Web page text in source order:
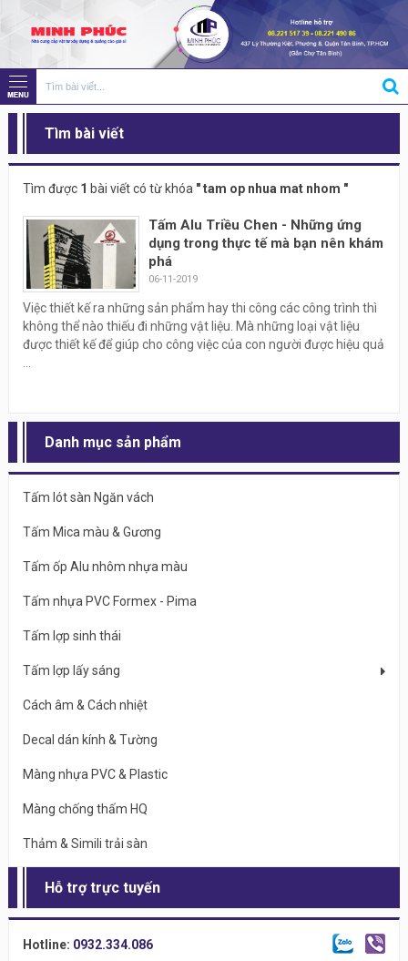
Tìm bài viết
Tìm được 1 bài viết có từ khóa " tam op nhua mat nhom "
Tấm Alu Triều Chen - Những ứng
dụng trong thực tế mà bạn nên khám
phá
06-11-2019
Việc thiết kế ra những sản phẩm hay thi công các công trình thì
không thể nào thiếu đi những vật liệu. Mà những loại vật liệu
được thiết kế để giúp cho công việc của con người được hiệu quả
Danh mục sản phẩm
Tấm lót sàn Ngăn vách
Tấm Mica màu & Gương
Tấm ốp Alu nhôm nhựa màu
Tấm nhựa PVC Formex - Pima
Tấm lợp sinh thái
Tấm lợp lấy sáng
Cách âm & Cách nhiệt
Decal dán kính & Tường
Màng nhựa PVC & Plastic
Màng chống thấm HQ
Thảm & Simili trải sàn
Hỗ trợ trực tuyến
Hotline: 0932.334.086